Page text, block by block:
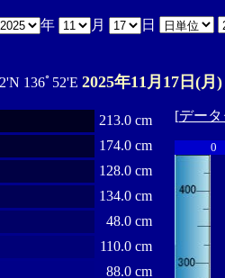
年 月 日
136ﾟ52'E 2025年11月17日(月)
213.0 cm
174.0 cm
128.0 cm
134.0 cm
48.0 cm
110.0 cm
88.0 cm
[デー
0